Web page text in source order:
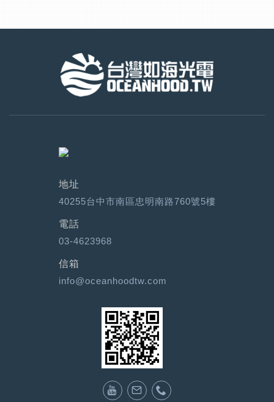
地址
40255台中市南區忠明南路760號5樓
電話
03-4623968
信箱
info@oceanhoodtw.com